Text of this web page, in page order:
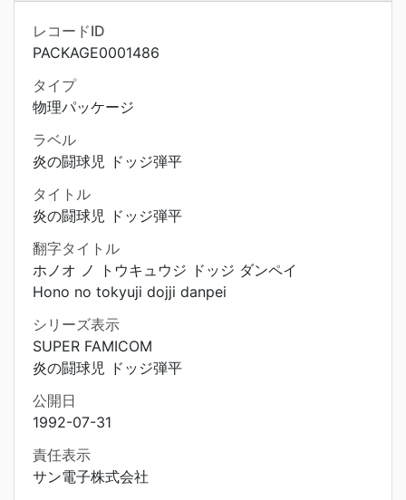
レコードID
PACKAGE0001486
タイプ
物理パッケージ
ラベル
炎の闘球児 ドッジ弾平
タイトル
炎の闘球児 ドッジ弾平
翻字タイトル
ホノオ ノ トウキュウジ ドッジ ダンペイ
Hono no tokyuji dojji danpei
シリーズ表示
SUPER FAMICOM
炎の闘球児 ドッジ弾平
公開日
1992-07-31
責任表示
サン電子株式会社